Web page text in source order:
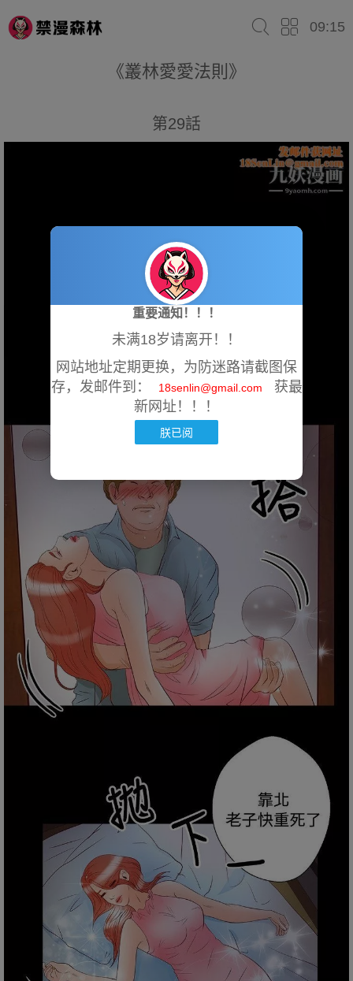
09:15
《叢林愛愛法則》
第29話
重要通知！！！
未满18岁请离开！！
网站地址定期更换，为防迷路请截图保
存，发邮件到：
18senlin@gmail.com
获最
新网址！！！
朕已阅